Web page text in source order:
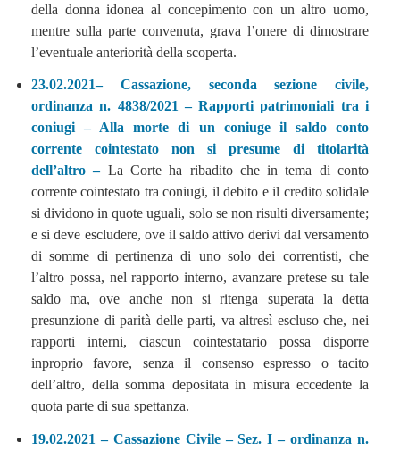
della donna idonea al concepimento con un altro uomo,
mentre sulla parte convenuta, grava l’onere di dimostrare
l’eventuale anteriorità della scoperta.
23.02.2021– Cassazione, seconda sezione civile,
ordinanza n. 4838/2021 – Rapporti patrimoniali tra i
coniugi – Alla morte di un coniuge il saldo conto
corrente cointestato non si presume di titolarità
dell’altro –La Corte ha ribadito che in tema di conto
corrente cointestato tra coniugi, il debito e il credito solidale
si dividono in quote uguali, solo se non risulti diversamente;
e si deve escludere, ove il saldo attivo derivi dal versamento
di somme di pertinenza di uno solo dei correntisti, che
l’altro possa, nel rapporto interno, avanzare pretese su tale
saldo ma, ove anche non si ritenga superata la detta
presunzione di parità delle parti, va altresì escluso che, nei
rapporti interni, ciascun cointestatario possa disporre
inproprio favore, senza il consenso espresso o tacito
dell’altro, della somma depositata in misura eccedente la
quota parte di sua spettanza.
19.02.2021 – Cassazione Civile – Sez. I – ordinanza n.